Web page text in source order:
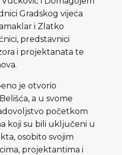
Gradskog vijeća
i Zlatko
predstavnici
i projektanata te
je otvorio
a u svome
početkom
koji su bili uključeni u
osobito svojim
projektantima i